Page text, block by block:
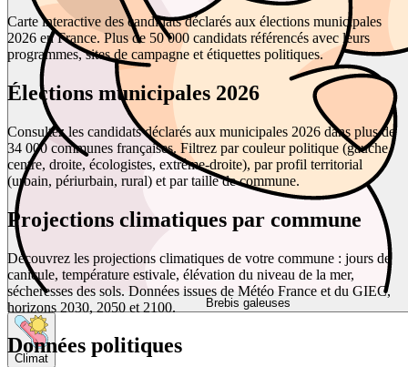
Brebis galeuses
Climat
Carte interactive des candidats déclarés aux élections municipales
2026 en France. Plus de 50 000 candidats référencés avec leurs
programmes, sites de campagne et étiquettes politiques.
Élections municipales 2026
Consultez les candidats déclarés aux municipales 2026 dans plus de
34 000 communes françaises. Filtrez par couleur politique (gauche,
centre, droite, écologistes, extrême-droite), par profil territorial
(urbain, périurbain, rural) et par taille de commune.
Projections climatiques par commune
Découvrez les projections climatiques de votre commune : jours de
canicule, température estivale, élévation du niveau de la mer,
sécheresses des sols. Données issues de Météo France et du GIEC,
horizons 2030, 2050 et 2100.
Données politiques